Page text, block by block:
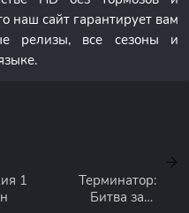
наш сайт гарантирует вам
релизы, все сезоны и
1
Терминатор:
Битва за